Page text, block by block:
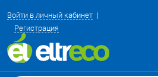
Войти в личный кабинет
Регистрация